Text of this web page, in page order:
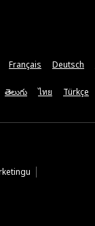
Français Deutsch
తెలుగు ไทย Türkçe